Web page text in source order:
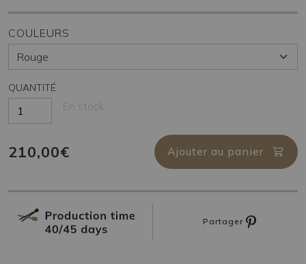
COULEURS
QUANTITÉ
En stock
210,00€ Ajouter au panier
Partager